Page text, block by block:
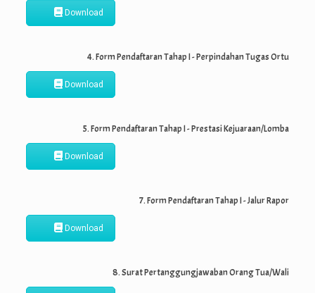
Download
4. Form Pendaftaran Tahap I - Perpindahan Tugas Ortu
Download
5. Form Pendaftaran Tahap I - Prestasi Kejuaraan/Lomba
Download
7. Form Pendaftaran Tahap I - Jalur Rapor
Download
8. Surat Pertanggungjawaban Orang Tua/Wali